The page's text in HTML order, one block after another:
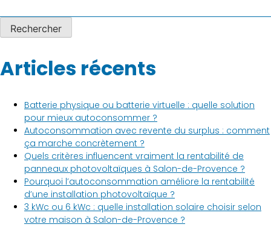
Rechercher
Articles récents
Batterie physique ou batterie virtuelle : quelle solution
pour mieux autoconsommer ?
Autoconsommation avec revente du surplus : comment
ça marche concrètement ?
Quels critères influencent vraiment la rentabilité de
panneaux photovoltaïques à Salon-de-Provence ?
Pourquoi l’autoconsommation améliore la rentabilité
d’une installation photovoltaïque ?
3 kWc ou 6 kWc : quelle installation solaire choisir selon
votre maison à Salon-de-Provence ?